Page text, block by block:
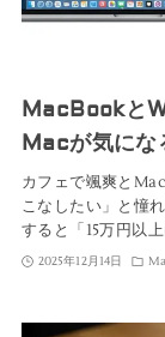
MacBookと
Macが気にな
カフェで颯爽と
こなしたい」と憧
すると「15万円以
2025年12月14日